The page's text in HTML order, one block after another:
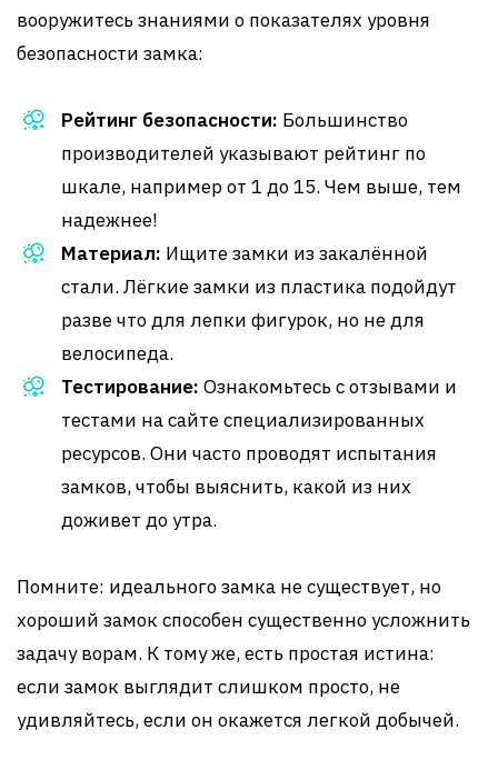
вооружитесь знаниями о показателях уровня
безопасности замка:
Рейтинг безопасности: Большинство
производителей указывают рейтинг по
шкале, например от 1 до 15. Чем выше, тем
надежнее!
Материал: Ищите замки из закалённой
стали. Лёгкие замки из пластика подойдут
разве что для лепки фигурок, но не для
велосипеда.
Тестирование: Ознакомьтесь с отзывами и
тестами на сайте специализированных
ресурсов. Они часто проводят испытания
замков, чтобы выяснить, какой из них
доживет до утра.
Помните: идеального замка не существует, но
хороший замок способен существенно усложнить
задачу ворам. К тому же, есть простая истина:
если замок выглядит слишком просто, не
удивляйтесь, если он окажется легкой добычей.